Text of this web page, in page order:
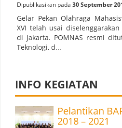
Dipublikasikan pada 30 September
Gelar Pekan Olahraga
XVI telah usai
di Jakarta. POMNAS resmi
Teknologi, d...
INFO KEGIATAN
Pelantikan
2018 – 2021